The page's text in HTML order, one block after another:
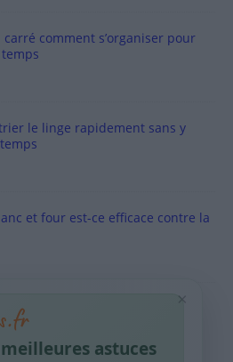
carré comment s’organiser pour
le linge rapidement sans y
et four est-ce efficace contre la
: routine simple +
aident
×
meilleures astuces